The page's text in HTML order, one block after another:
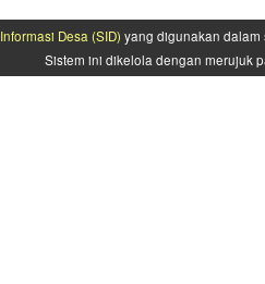
Desa (SID) yang digunakan
Sistem ini dikelola dengan merujuk